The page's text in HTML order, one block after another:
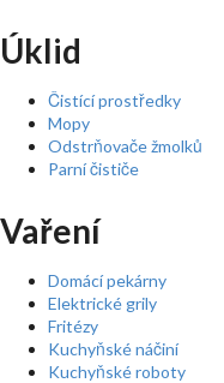
Úklid
Čistící prostředky
Mopy
Odstrňovače žmolků
Parní čističe
Vaření
Domácí pekárny
Elektrické grily
Fritézy
Kuchyňské náčiní
Kuchyňské roboty